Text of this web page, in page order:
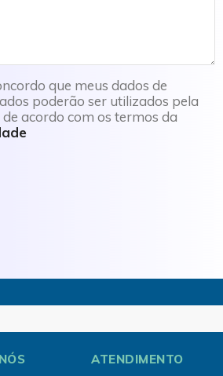
que meus dados de
poderão ser utilizados pela
acordo com os termos da
ATENDIMENTO